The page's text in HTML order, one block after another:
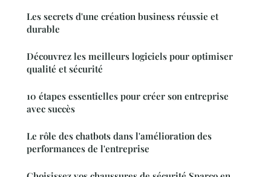
Les secrets d'une création business réussie et
durable
Découvrez les meilleurs logiciels pour optimiser
qualité et sécurité
10 étapes essentielles pour créer son entreprise
avec succès
Le rôle des chatbots dans l'amélioration des
performances de l'entreprise